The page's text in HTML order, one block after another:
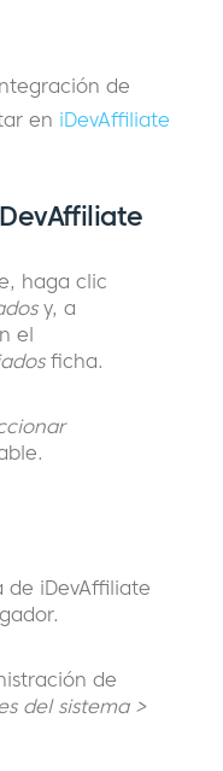
de
en iDevAffiliate
haga clic
y, a
el
ficha.
de iDevAffiliate
de
del sistema >